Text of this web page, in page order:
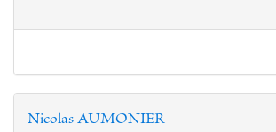
Nicolas AUMONIER